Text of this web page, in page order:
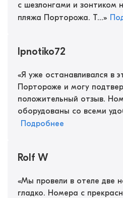
с шезлонгами и зонтиком
пляжа Порторожа. Т...»
Ipnotiko72
«Я уже останавливался в
Портороже и могу
положительный отзыв.
оборудованы со всеми
Подробнее
Rolf W
«Мы провели в отеле две
гладко. Номера с